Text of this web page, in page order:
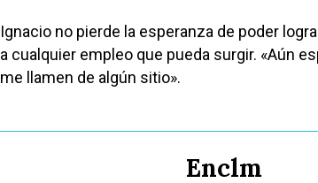
Ignacio no pierde la esperanza de poder
a cualquier empleo que pueda surgir. «Aún
me llamen de algún sitio».
Enclm